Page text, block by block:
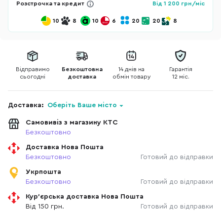
Розстрочка та кредит Від 1 200 грн/міс
10 8 10 6 20 20 8
Відправимо
сьогодні
Безкоштовна
доставка
14 днів на
обмін товару
Гарантія
12 міс.
Доставка: Оберіть Ваше місто
Самовивіз з магазину КТС
Безкоштовно
Доставка Нова Пошта
Безкоштовно
Готовий до відправки
Укрпошта
Безкоштовно
Готовий до відправки
Кур'єрська доставка Нова Пошта
Від 150 грн.
Готовий до відправки